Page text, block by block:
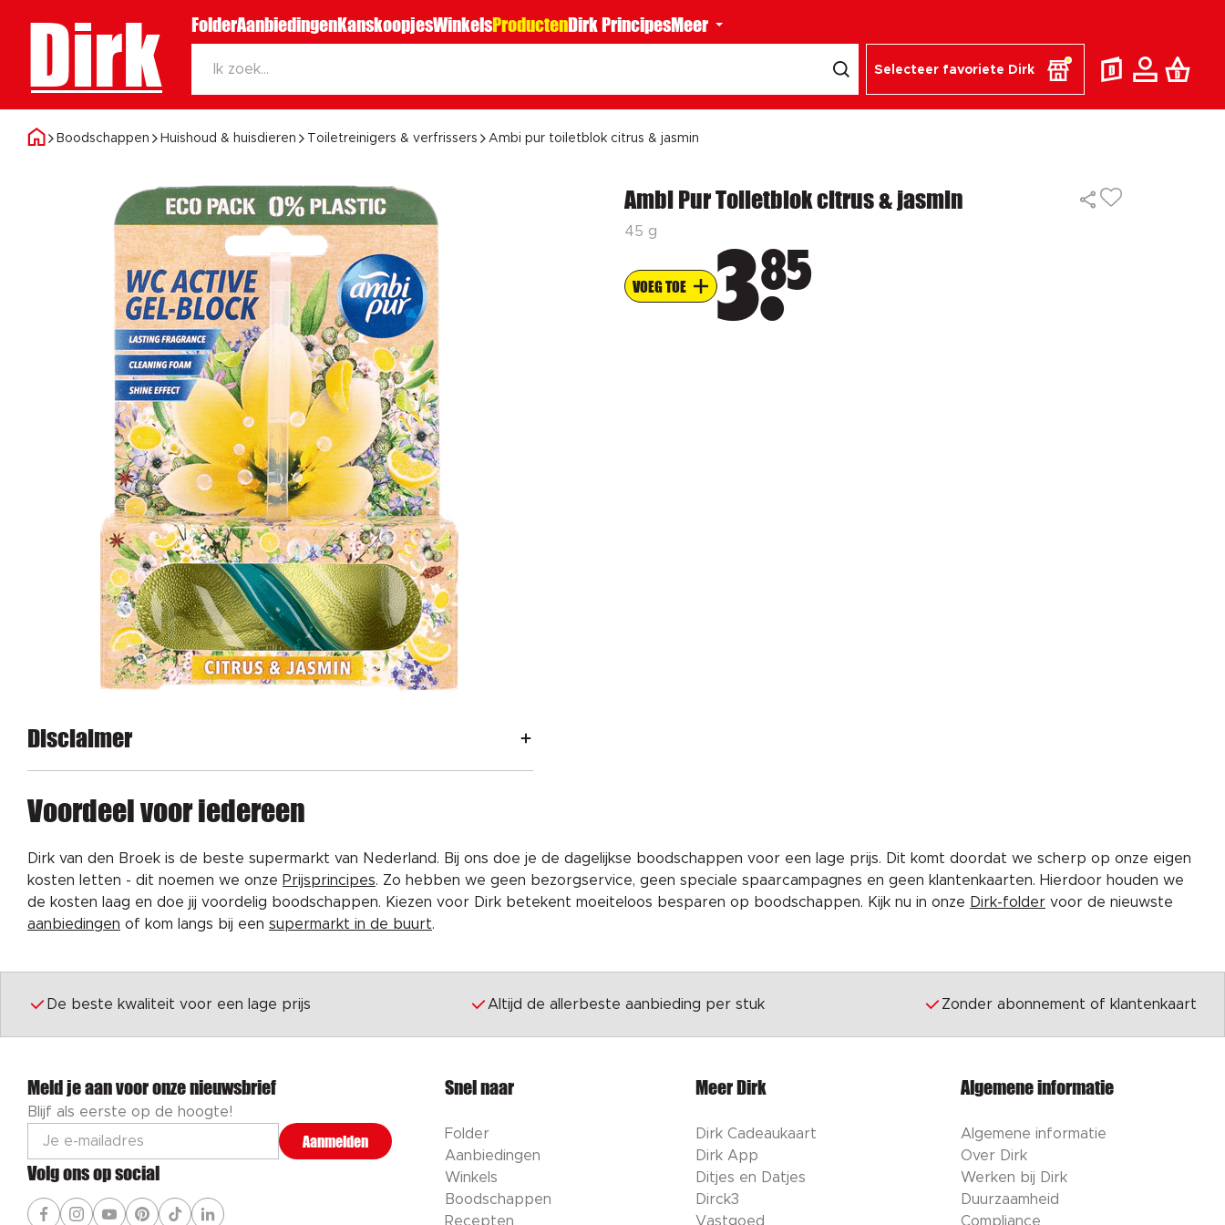
Dirk FolderAanbiedingenKanskoopjesWinkelsProductenDirk PrincipesMeer
Selecteer favoriete Dirk
Boodschappen Huishoud & huisdieren Toiletreinigers & verfrissers Ambi pur toiletblok citrus & jasmin
Ambi Pur Toiletblok citrus & jasmin
45 g
VOEG TOE 385
Disclaimer
Voordeel voor iedereen
Dirk van den Broek is de beste supermarkt van Nederland. Bij ons doe je de dagelijkse boodschappen voor een lage prijs. Dit komt doordat we scherp op onze eigen
kosten letten - dit noemen we onze Prijsprincipes. Zo hebben we geen bezorgservice, geen speciale spaarcampagnes en geen klantenkaarten. Hierdoor houden we
de kosten laag en doe jij voordelig boodschappen. Kiezen voor Dirk betekent moeiteloos besparen op boodschappen. Kijk nu in onze Dirk-folder voor de nieuwste
aanbiedingen of kom langs bij een supermarkt in de buurt.
De beste kwaliteit voor een lage prijs Altijd de allerbeste aanbieding per stuk Zonder abonnement of klantenkaart
Meld je aan voor onze nieuwsbrief
Blijf als eerste op de hoogte!
Aanmelden
Volg ons op social
Snel naar
Folder
Aanbiedingen
Winkels
Boodschappen
Recepten
Meer Dirk
Dirk Cadeaukaart
Dirk App
Ditjes en Datjes
Dirck3
Vastgoed
Algemene informatie
Algemene informatie
Over Dirk
Werken bij Dirk
Duurzaamheid
Compliance